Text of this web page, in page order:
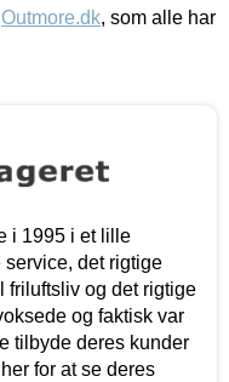
Outmore.dk, som alle har
i 1995 i et lille
service, det rigtige
friluftsliv og det rigtige
og faktisk var
tilbyde deres kunder
for at se deres